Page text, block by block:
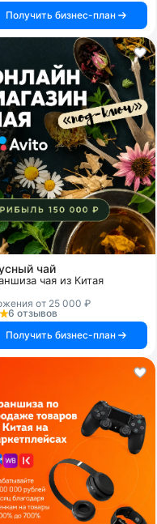
Получить бизнес-план
чай
чая из Китая
от 25 000 ₽
6 отзывов
Получить бизнес-план